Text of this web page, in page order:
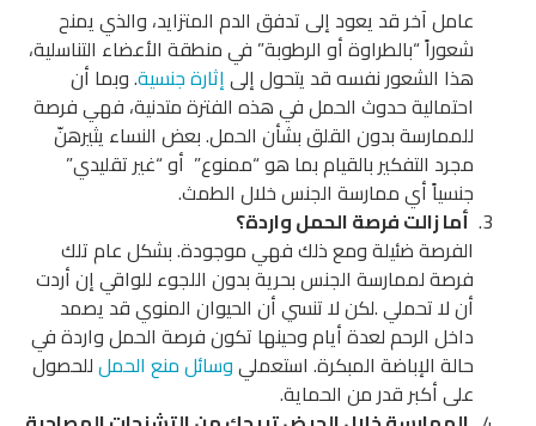
عامل آخر قد يعود إلى تدفق الدم المتزايد، والذي يمنح
شعوراً “بالطراوة أو الرطوبة” في منطقة الأعضاء التناسلية،
هذا الشعور نفسه قد يتحول إلىإثارة جنسية. وبما أن
احتمالية حدوث الحمل في هذه الفترة متدنية، فهي فرصة
للممارسة بدون القلق بشأن الحمل. بعض النساء يثيرهنّ
مجرد التفكير بالقيام بما هو “ممنوع” أو “غير تقليدي”
جنسياً أي ممارسة الجنس خلال الطمث.
أما زالت فرصة الحمل واردة؟
الفرصة ضئيلة ومع ذلك فهي موجودة. بشكل عام تلك
فرصة لممارسة الجنس بحرية بدون اللجوء للواقي إن أردت
أن لا تحملي .لكن لا تنسي أن الحيوان المنوي قد يصمد
داخل الرحم لعدة أيام وحينها تكون فرصة الحمل واردة في
حالة الإباضة المبكرة. استعمليوسائل منع الحملللحصول
على أكبر قدر من الحماية.